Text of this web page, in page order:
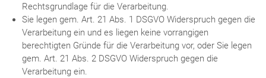
Rechtsgrundlage für die Verarbeitung.
Sie legen gem. Art. 21 Abs. 1 DSGVO Widerspruch gegen die
Verarbeitung ein und es liegen keine vorrangigen
berechtigten Gründe für die Verarbeitung vor, oder Sie legen
gem. Art. 21 Abs. 2 DSGVO Widerspruch gegen die
Verarbeitung ein.